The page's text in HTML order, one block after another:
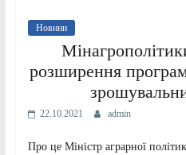
Новини
розширення
22.10.2021 admin
Про це Міністр аграрної